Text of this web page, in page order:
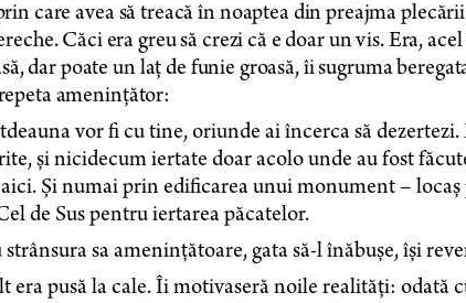
care avea să treacă în noaptea din preajma
Căci era greu să crezi că e doar un vis. Era,
dar poate un laț de funie groasă, îi sugruma
amenințător:
vor fi cu tine, oriunde ai încerca să dezertezi.
și nicidecum iertate doar acolo unde au fost
Și numai prin edificarea unui monument –
de Sus pentru iertarea păcatelor.
sa amenințătoare, gata să-l înăbușe, își
pusă la cale. Îi motivaseră noile realități: odată